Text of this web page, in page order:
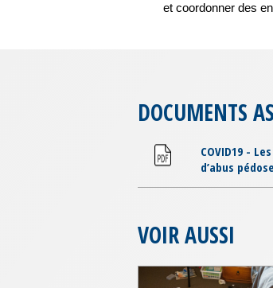
et coordonner des
DOCUMENTS
COVID19 -
d’abus
VOIR AUSSI